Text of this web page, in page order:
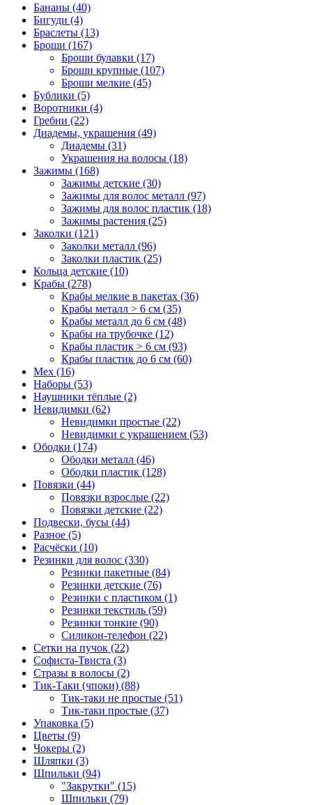
Бананы (40)
Бигуди (4)
Браслеты (13)
Броши (167)
Броши булавки (17)
Броши крупные (107)
Броши мелкие (45)
Бублики (5)
Воротники (4)
Гребни (22)
Диадемы, украшения (49)
Диадемы (31)
Украшения на волосы (18)
Зажимы (168)
Зажимы детские (30)
Зажимы для волос металл (97)
Зажимы для волос пластик (18)
Зажимы растения (25)
Заколки (121)
Заколки металл (96)
Заколки пластик (25)
Кольца детские (10)
Крабы (278)
Крабы мелкие в пакетах (36)
Крабы металл > 6 см (35)
Крабы металл до 6 см (48)
Крабы на трубочке (12)
Крабы пластик > 6 см (93)
Крабы пластик до 6 см (60)
Мех (16)
Наборы (53)
Наушники тёплые (2)
Невидимки (62)
Невидимки простые (22)
Невидимки с украшением (53)
Ободки (174)
Ободки металл (46)
Ободки пластик (128)
Повязки (44)
Повязки взрослые (22)
Повязки детские (22)
Подвески, бусы (44)
Разное (5)
Расчёски (10)
Резинки для волос (330)
Резинки пакетные (84)
Резинки детские (76)
Резинки с пластиком (1)
Резинки текстиль (59)
Резинки тонкие (90)
Силикон-телефон (22)
Сетки на пучок (22)
Софиста-Твиста (3)
Стразы в волосы (2)
Тик-Таки (чпоки) (88)
Тик-таки не простые (51)
Тик-таки простые (37)
Упаковка (5)
Цветы (9)
Чокеры (2)
Шляпки (3)
Шпильки (94)
"Закрутки" (15)
Шпильки (79)